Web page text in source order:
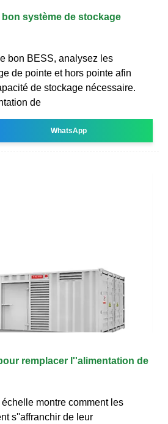
système de stockage
bon BESS, analysez les
de pointe et hors pointe afin
de stockage nécessaire.
de
WhatsApp
remplacer l''alimentation de
montre comment les
s''affranchir de leur